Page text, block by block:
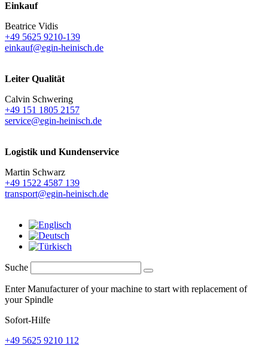
Einkauf
Beatrice Vidis
+49 5625 9210-139
einkauf@egin-heinisch.de
Leiter Qualität
Calvin Schwering
+49 151 1805 2157
service@egin-heinisch.de
Logistik und Kundenservice
Martin Schwarz
+49 1522 4587 139
transport@egin-heinisch.de
Suche
Enter Manufacturer of your machine to start with replacement of
your Spindle
Sofort-Hilfe
+49 5625 9210 112